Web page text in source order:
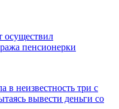
осуществил
пенсионерки
в неизвестность три с
вывести деньги со